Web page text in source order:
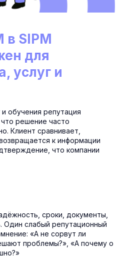
в SIPM
для
услуг и
обучения репутация
решение часто
Клиент сравнивает,
к информации
что компании
сроки, документы,
Один слабый репутационный
«А не сорвут ли
проблемы?», «А почему о